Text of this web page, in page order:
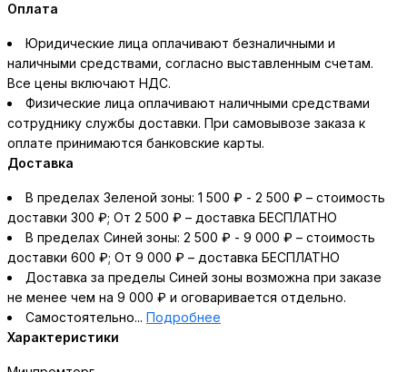
Оплата
Юридические лица оплачивают безналичными и
наличными средствами, согласно выставленным счетам.
Все цены включают НДС.
Физические лица оплачивают наличными средствами
сотруднику службы доставки. При самовывозе заказа к
оплате принимаются банковские карты.
Доставка
В пределах Зеленой зоны: 1 500 ₽ - 2 500 ₽ – стоимость
доставки 300 ₽; От 2 500 ₽ – доставка БЕСПЛАТНО
В пределах Синей зоны: 2 500 ₽ - 9 000 ₽ – стоимость
доставки 600 ₽; От 9 000 ₽ – доставка БЕСПЛАТНО
Доставка за пределы Синей зоны возможна при заказе
не менее чем на 9 000 ₽ и оговаривается отдельно.
Самостоятельно... Подробнее
Характеристики